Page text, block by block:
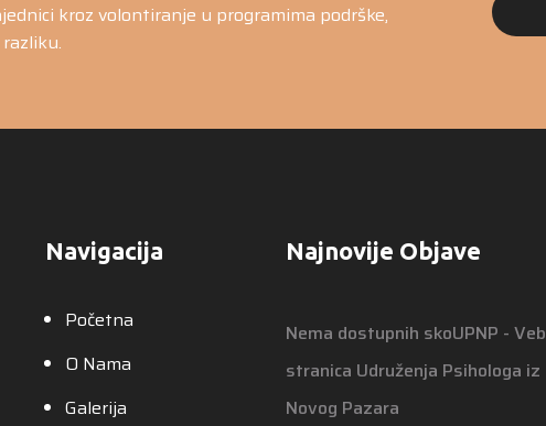
kroz volontiranje u programima podrške,
Navigacija
Početna
O Nama
Galerija
Najnovije Objave
Nema dostupnih skoUPNP - Veb
stranica Udruženja Psihologa iz
Novog Pazara